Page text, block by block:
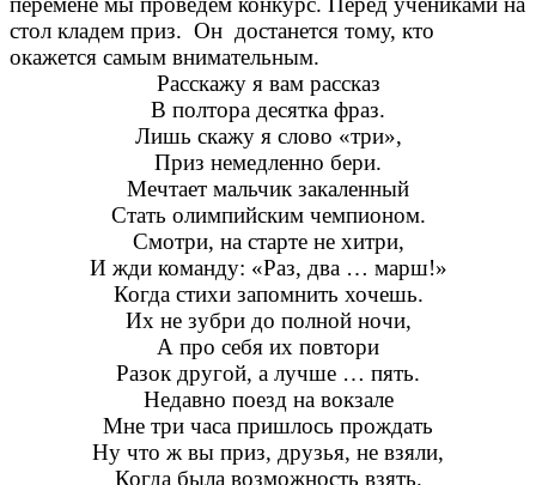
стол кладем приз. Он достанется тому, кто
окажется самым внимательным.
Расскажу я вам рассказ
В полтора десятка фраз.
Лишь скажу я слово «три»,
Приз немедленно бери.
Мечтает мальчик закаленный
Стать олимпийским чемпионом.
Смотри, на старте не хитри,
И жди команду: «Раз, два … марш!»
Когда стихи запомнить хочешь.
Их не зубри до полной ночи,
А про себя их повтори
Разок другой, а лучше … пять.
Недавно поезд на вокзале
Мне три часа пришлось прождать
Ну что ж вы приз, друзья, не взяли,
Когда была возможность взять.